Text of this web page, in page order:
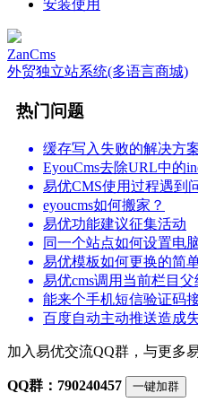
安装使用
ZanCms
外贸独立站系统(多语言商城)
热门问题
缓存写入失败的解决方
EyouCms去除URL中的
易优CMS使用过程遇到
eyoucms如何搬家？
易优功能建议征集活动
同一个站点如何设置电
易优模板如何更换的简
易优cms调用当前栏目
能来个手机短信验证码
百度自动主动推送造成
加入易优交流QQ群，与更多
QQ群：790240457 一键加群